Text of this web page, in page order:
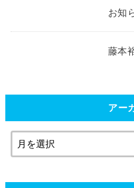
お知
藤本
アー